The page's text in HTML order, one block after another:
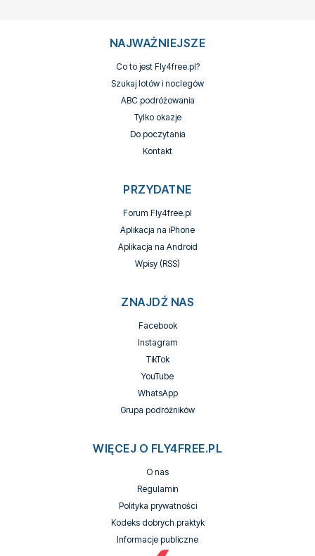
NAJWAŻNIEJSZE
Co to jest Fly4free.pl?
Szukaj lotów i noclegów
ABC podróżowania
Tylko okazje
Do poczytania
Kontakt
PRZYDATNE
Forum Fly4free.pl
Aplikacja na iPhone
Aplikacja na Android
Wpisy (RSS)
ZNAJDŹ NAS
Facebook
Instagram
TikTok
YouTube
WhatsApp
Grupa podróżników
WIĘCEJ O FLY4FREE.PL
O nas
Regulamin
Polityka prywatności
Kodeks dobrych praktyk
Informacje publiczne